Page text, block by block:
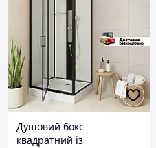
Душовий бокс
квадратний із